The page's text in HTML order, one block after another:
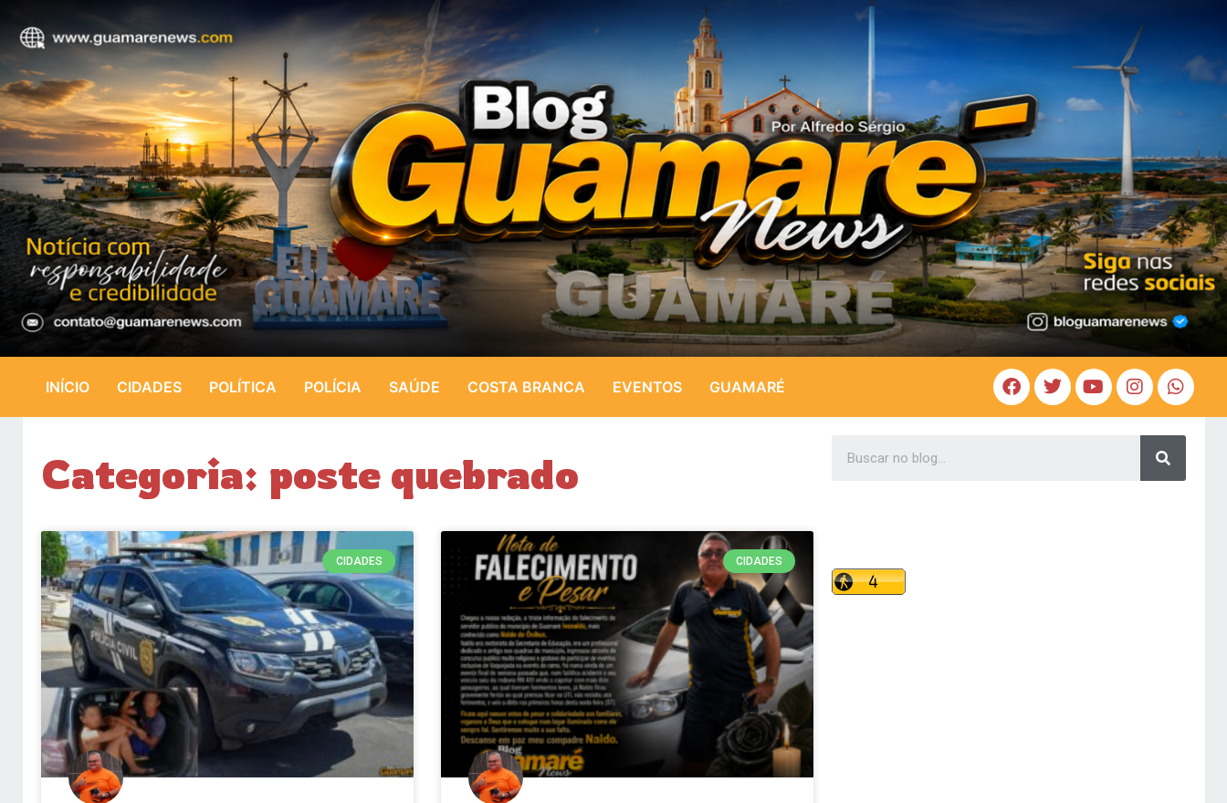
INÍCIO CIDADES POLÍTICA POLÍCIA SAÚDE COSTA BRANCA EVENTOS GUAMARÉ
Categoria: poste quebrado
CIDADES CIDADES